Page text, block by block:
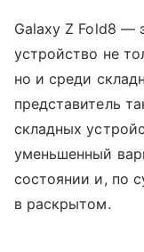
Galaxy Z Fold8 —
устройство не
но и среди
представитель
складных
уменьшенный
состоянии и, по
в раскрытом.